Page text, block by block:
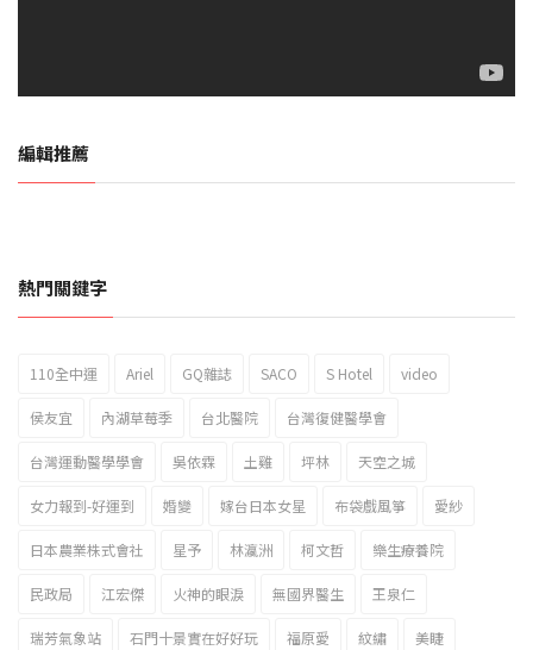
編輯推薦
2023新北市北海岸國際風箏節「風在石起」霸氣回歸
熱門關鍵字
110全中運 Ariel GQ雜誌 SACO S Hotel video
侯友宜 內湖草莓季 台北醫院 台灣復健醫學會
台灣運動醫學學會 吳依霖 土雞 坪林 天空之城
女力報到-好運到 婚變 嫁台日本女星 布袋戲風箏 愛紗
日本農業株式會社 星予 林瀛洲 柯文哲 樂生療養院
民政局 江宏傑 火神的眼淚 無國界醫生 王泉仁
瑞芳氣象站 石門十景實在好好玩 福原愛 紋繡 美睫